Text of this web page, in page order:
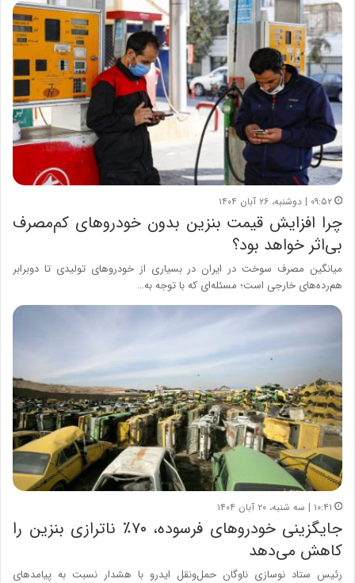
۰۹:۵۲ | دوشنبه، ۲۶ آبان ۱۴۰۴
چرا افزایش قیمت بنزین بدون خودروهای کم‌مصرف
بی‌اثر خواهد بود؟
میانگین مصرف سوخت در ایران در بسیاری از خودروهای تولیدی تا دوبرابر
هم‌‌‌‌رده‌‌‌‌های خارجی است؛ مسئله‌ای که با توجه به…
۱۰:۴۱ | سه شنبه، ۲۰ آبان ۱۴۰۴
جایگزینی خودروهای فرسوده، ۷۰٪ ناترازی بنزین را
کاهش می‌دهد
رئیس ستاد نوسازی ناوگان حمل‌ونقل ایدرو با هشدار نسبت به پیامدهای